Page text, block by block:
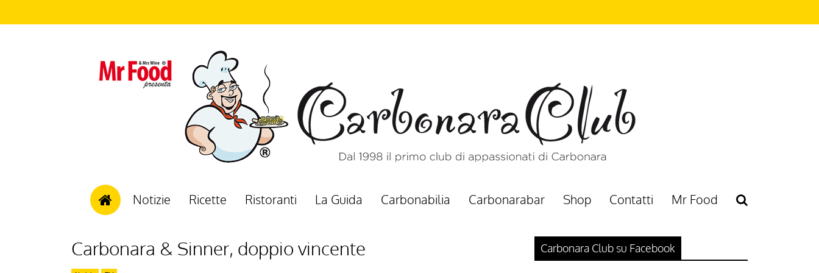
Notizie Ricette Ristoranti La Guida Carbonabilia Carbonarabar Shop Contatti Mr Food
Carbonara & Sinner, doppio vincente Carbonara Club su Facebook